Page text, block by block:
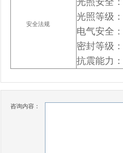
安全法规
光照等级 ：
电气安全 ：
密封等级 ：
抗震能力
咨询内容：